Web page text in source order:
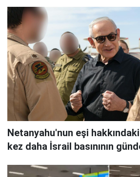
Netanyahu'nun eşi
kez daha İsrail basınının